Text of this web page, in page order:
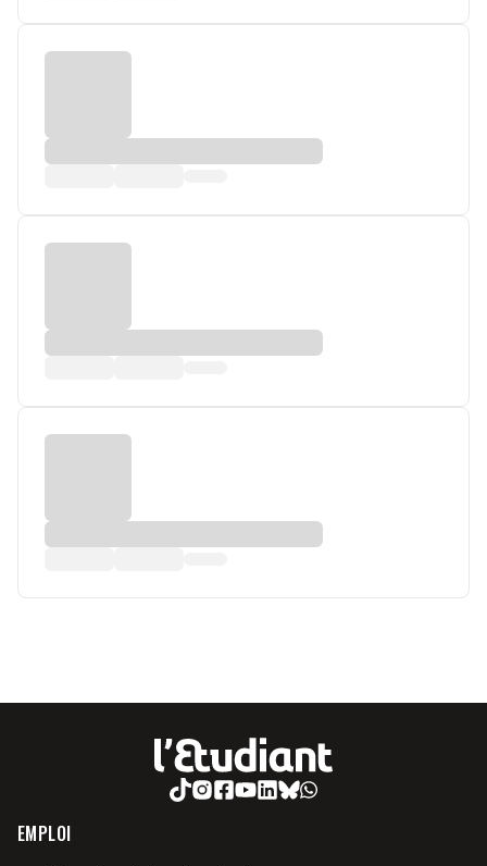
EMPLOI